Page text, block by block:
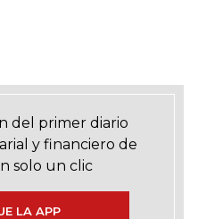
del primer diario
y financiero de
solo un clic
LA APP